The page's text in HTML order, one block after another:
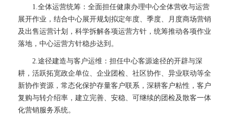
1.全体运营统筹：全面担任健康办理中心全体营收与运营
展开作业，结合中心展开规划拟定年度、季度、月度商场营销
及出售运营计划，科学拆解各项运营方针，统筹推动各项作业
落地，中心运营方针稳步达到。
2.途径建造与客户运维：担任中心客源途径的开辟与深
耕，活跃拓宽政企单位、企业团检、社区协作、异业联动等全
新协作资源，常态化保护存量客户联系，深耕客户粘性，客户
复购与转介绍率，建立完善、安稳、可继续的团检及散客一体
化营销服务系统。